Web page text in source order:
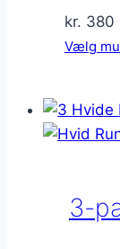
kr. 380
Vælg
3-